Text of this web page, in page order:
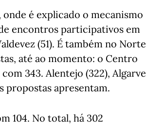
é explicado o mecanismo
encontros participativos em
(51). É também no Norte
até ao momento: o Centro
343. Alentejo (322), Algarve
propostas apresentam.
104. No total, há 302